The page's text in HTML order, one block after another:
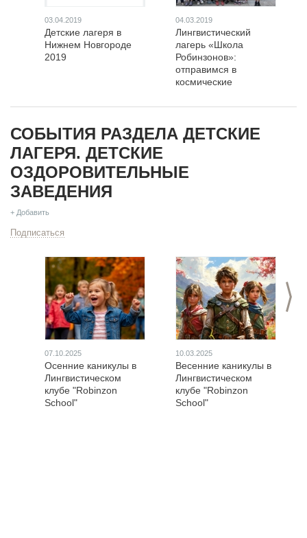
03.04.2019
Детские лагеря в
Нижнем Новгороде
2019
04.03.2019
Лингвистический
лагерь «Школа
Робинзонов»:
отправимся в
космические
английского!
СОБЫТИЯ РАЗДЕЛА ДЕТСКИЕ
ЛАГЕРЯ. ДЕТСКИЕ
ОЗДОРОВИТЕЛЬНЫЕ
ЗАВЕДЕНИЯ
+ Добавить
Подписаться
>
07.10.2025
Осенние каникулы в
Лингвистическом
клубе "Robinzon
School"
10.03.2025
Весенние каникулы в
Лингвистическом
клубе "Robinzon
School"